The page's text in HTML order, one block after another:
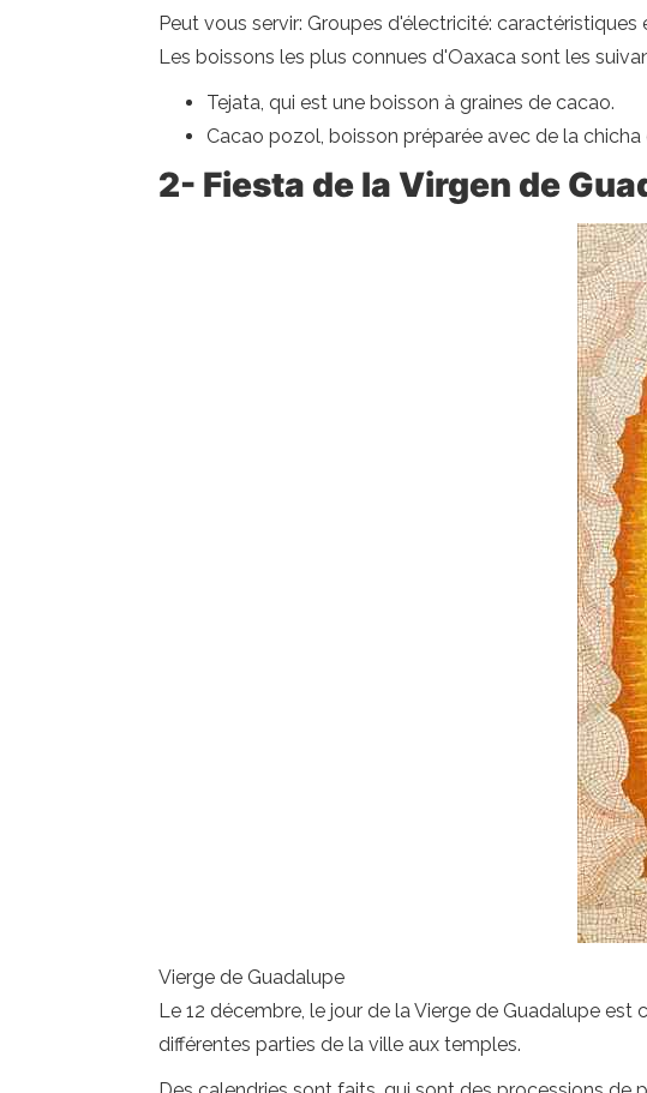
Peut vous servir: Groupes d'électricité:
Les boissons les plus connues d'Oaxaca sont les
Tejata, qui est une boisson à graines de cacao.
Cacao pozol, boisson préparée avec de la
2- Fiesta de la Virgen de
Vierge de Guadalupe
Le 12 décembre, le jour de la Vierge de Guadalupe
différentes parties de la ville aux temples.